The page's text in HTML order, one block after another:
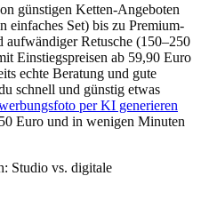
günstigen Ketten-Angeboten
einfaches Set) bis zu Premium-
aufwändiger Retusche (150–250
Einstiegspreisen ab 59,90 Euro
echte Beratung und gute
schnell und günstig etwas
per KI generieren
Euro und in wenigen Minuten
Studio vs. digitale